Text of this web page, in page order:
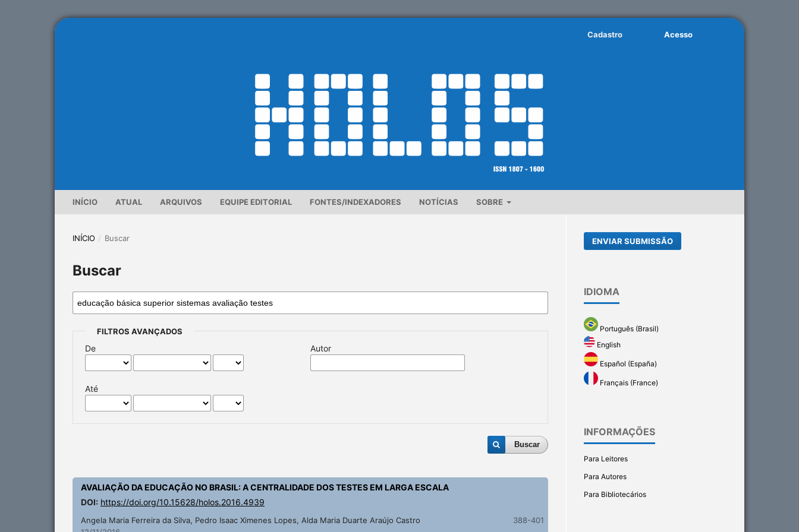
INÍCIO ATUAL ARQUIVOS EQUIPE EDITORIAL FONTES/INDEXADORES NOTÍCIAS SOBRE
Cadastro Acesso
INÍCIO / Buscar
Buscar
FILTROS AVANÇADOS
De
Até
Autor
Buscar
AVALIAÇÃO DA EDUCAÇÃO NO BRASIL: A CENTRALIDADE DOS TESTES EM LARGA ESCALA
DOI: https://doi.org/10.15628/holos.2016.4939
Angela Maria Ferreira da Silva, Pedro Isaac Ximenes Lopes, Alda Maria Duarte Araújo Castro
388-401
ENVIAR SUBMISSÃO
IDIOMA
Português (Brasil)
English
Español (España)
Français (France)
INFORMAÇÕES
Para Leitores
Para Autores
Para Bibliotecários